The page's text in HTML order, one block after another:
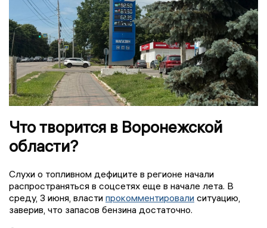
Что творится в Воронежской
области?
Слухи о топливном дефиците в регионе начали
распространяться в соцсетях еще в начале лета. В
среду, 3 июня, власти прокомментировали ситуацию,
заверив, что запасов бензина достаточно.